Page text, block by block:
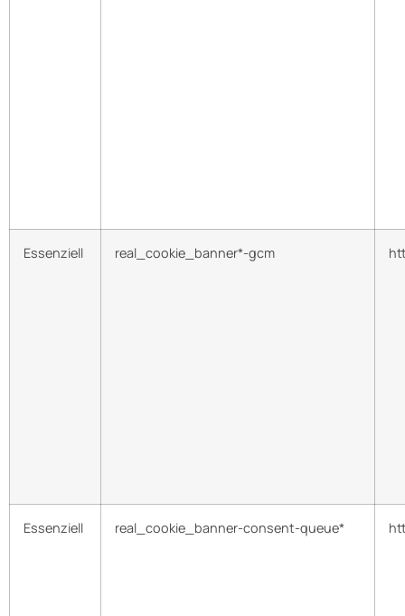
Essenziell real_cookie_banner*-gcm
Essenziell real_cookie_banner-consent-queue*